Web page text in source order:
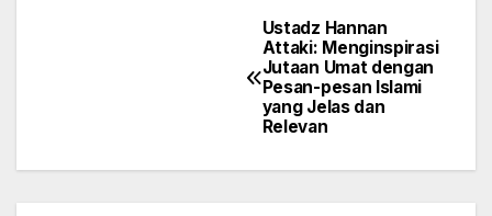
Ustadz Hannan
Attaki: Menginspirasi
Jutaan Umat dengan
Pesan-pesan Islami
yang Jelas dan
Relevan